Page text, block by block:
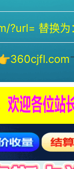
?url= 替换
360cjfl.com